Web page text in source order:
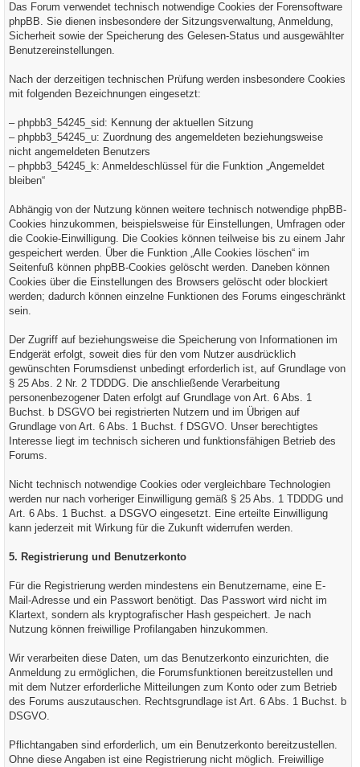
Das Forum verwendet technisch notwendige Cookies der Forensoftware
phpBB. Sie dienen insbesondere der Sitzungsverwaltung, Anmeldung,
Sicherheit sowie der Speicherung des Gelesen-Status und ausgewählter
Benutzereinstellungen.
Nach der derzeitigen technischen Prüfung werden insbesondere Cookies
mit folgenden Bezeichnungen eingesetzt:
– phpbb3_54245_sid: Kennung der aktuellen Sitzung
– phpbb3_54245_u: Zuordnung des angemeldeten beziehungsweise
nicht angemeldeten Benutzers
– phpbb3_54245_k: Anmeldeschlüssel für die Funktion „Angemeldet
bleiben“
Abhängig von der Nutzung können weitere technisch notwendige phpBB-
Cookies hinzukommen, beispielsweise für Einstellungen, Umfragen oder
die Cookie-Einwilligung. Die Cookies können teilweise bis zu einem Jahr
gespeichert werden. Über die Funktion „Alle Cookies löschen“ im
Seitenfuß können phpBB-Cookies gelöscht werden. Daneben können
Cookies über die Einstellungen des Browsers gelöscht oder blockiert
werden; dadurch können einzelne Funktionen des Forums eingeschränkt
sein.
Der Zugriff auf beziehungsweise die Speicherung von Informationen im
Endgerät erfolgt, soweit dies für den vom Nutzer ausdrücklich
gewünschten Forumsdienst unbedingt erforderlich ist, auf Grundlage von
§ 25 Abs. 2 Nr. 2 TDDDG. Die anschließende Verarbeitung
personenbezogener Daten erfolgt auf Grundlage von Art. 6 Abs. 1
Buchst. b DSGVO bei registrierten Nutzern und im Übrigen auf
Grundlage von Art. 6 Abs. 1 Buchst. f DSGVO. Unser berechtigtes
Interesse liegt im technisch sicheren und funktionsfähigen Betrieb des
Forums.
Nicht technisch notwendige Cookies oder vergleichbare Technologien
werden nur nach vorheriger Einwilligung gemäß § 25 Abs. 1 TDDDG und
Art. 6 Abs. 1 Buchst. a DSGVO eingesetzt. Eine erteilte Einwilligung
kann jederzeit mit Wirkung für die Zukunft widerrufen werden.
5. Registrierung und Benutzerkonto
Für die Registrierung werden mindestens ein Benutzername, eine E-
Mail-Adresse und ein Passwort benötigt. Das Passwort wird nicht im
Klartext, sondern als kryptografischer Hash gespeichert. Je nach
Nutzung können freiwillige Profilangaben hinzukommen.
Wir verarbeiten diese Daten, um das Benutzerkonto einzurichten, die
Anmeldung zu ermöglichen, die Forumsfunktionen bereitzustellen und
mit dem Nutzer erforderliche Mitteilungen zum Konto oder zum Betrieb
des Forums auszutauschen. Rechtsgrundlage ist Art. 6 Abs. 1 Buchst. b
DSGVO.
Pflichtangaben sind erforderlich, um ein Benutzerkonto bereitzustellen.
Ohne diese Angaben ist eine Registrierung nicht möglich. Freiwillige